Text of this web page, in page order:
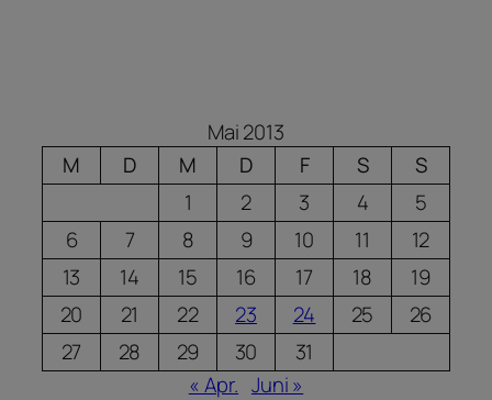
Mai 2013
M
D M D F S
S
1
2 3 4
5
6
7 8 9 10 11
12
13
14 15 16 17 18
19
20
21 22 23 24 25
26
27
28 29 30
31
« Apr. Juni »